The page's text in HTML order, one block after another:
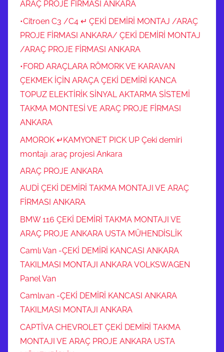
ARAÇ PROJE FİRMASI ANKARA
•Citroen C3 /C4 ↵ ÇEKİ DEMİRİ MONTAJ /ARAÇ
PROJE FİRMASI ANKARA/ ÇEKİ DEMİRİ MONTAJ
/ARAÇ PROJE FİRMASI ANKARA
•FORD ARAÇLARA RÖMORK VE KARAVAN
ÇEKMEK İÇİN ARAÇA ÇEKİ DEMİRİ KANCA
TOPUZ ELEKTİRİK SİNYAL AKTARMA SİSTEMİ
TAKMA MONTESİ VE ARAÇ PROJE FİRMASI
ANKARA
AMOROK ↵KAMYONET PICK UP Çeki demiri
montajı .araç projesi Ankara
ARAÇ PROJE ANKARA
AUDİ ÇEKİ DEMİRİ TAKMA MONTAJI VE ARAÇ
FİRMASI ANKARA
BMW 116 ÇEKİ DEMİRİ TAKMA MONTAJI VE
ARAÇ PROJE ANKARA USTA MÜHENDİSLİK
Camlı Van -ÇEKİ DEMİRİ KANCASI ANKARA
TAKILMASI MONTAJI ANKARA VOLKSWAGEN
Panel Van
Camlıvan -ÇEKİ DEMİRİ KANCASI ANKARA
TAKILMASI MONTAJI ANKARA
CAPTİVA CHEVROLET ÇEKİ DEMİRİ TAKMA
MONTAJI VE ARAÇ PROJE ANKARA USTA